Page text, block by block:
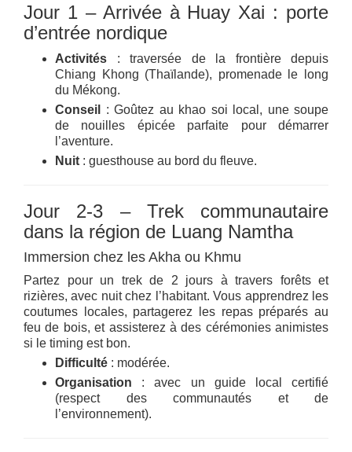
Jour 1 – Arrivée à Huay Xai : porte
d’entrée nordique
Activités : traversée de la frontière depuis
Chiang Khong (Thaïlande), promenade le long
du Mékong.
Conseil
: Goûtez au khao soi local, une soupe
de nouilles épicée parfaite pour démarrer
l’aventure.
Nuit : guesthouse au bord du fleuve.
Jour 2-3 – Trek communautaire
dans la région de Luang Namtha
Immersion chez les Akha ou Khmu
Partez pour un trek de 2 jours à travers forêts et
rizières, avec nuit chez l’habitant. Vous apprendrez les
coutumes locales, partagerez les repas préparés au
feu de bois, et assisterez à des cérémonies animistes
si le timing est bon.
Difficulté : modérée.
Organisation : avec un guide local certifié
(respect des communautés et de
l’environnement).